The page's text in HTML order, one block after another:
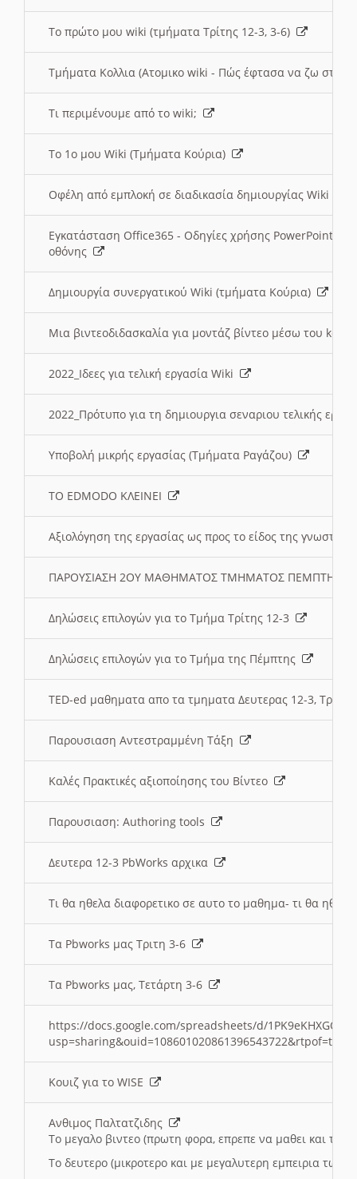
Το πρώτο μου wiki (τμήματα Τρίτης 12-3, 3-6)
Τμήματα Κολλια (Ατομικο wiki - Πώς έφτασα να ζω στην
Τι περιμένουμε από το wiki;
Το 1ο μου Wiki (Τμήματα Κούρια)
Οφέλη από εμπλοκή σε διαδικασία δημιουργίας Wiki
Εγκατάσταση Office365 - Οδηγίες χρήσης PowerPoint
οθόνης
Δημιουργία συνεργατικού Wiki (τμήματα Κούρια)
Μια βιντεοδιδασκαλία για μοντάζ βίντεο μέσω του
2022_Ιδεες για τελική εργασία Wiki
2022_Πρότυπο για τη δημιουργια σεναριου τελικής
Υποβολή μικρής εργασίας (Τμήματα Ραγάζου)
ΤΟ EDMODO ΚΛΕΙΝΕΙ
Αξιολόγηση της εργασίας ως προς το είδος της
ΠΑΡΟΥΣΙΑΣΗ 2ΟΥ ΜΑΘΗΜΑΤΟΣ ΤΜΗΜΑΤΟΣ
Δηλώσεις επιλογών για το Τμήμα Τρίτης 12-3
Δηλώσεις επιλογών για το Τμήμα της Πέμπτης
TED-ed μαθηματα απο τα τμηματα Δευτερας 12-3,
Παρουσιαση Αντεστραμμένη Τάξη
Καλές Πρακτικές αξιοποίησης του Βίντεο
Παρουσιαση: Authoring tools
Δευτερα 12-3 PbWorks αρχικα
Τι θα ηθελα διαφορετικο σε αυτο το μαθημα- τι θα
Τα Pbworks μας Τριτη 3-6
Τα Pbworks μας, Τετάρτη 3-6
https://docs.google.com/spreadsheets/d/
Κουιζ για το WISE
Ανθιμος Παλτατζιδης
Το μεγαλο βιντεο (πρωτη φορα, επρεπε να μαθει και το
Το δευτερο (μικροτερο και με μεγαλυτερη εμπειρια